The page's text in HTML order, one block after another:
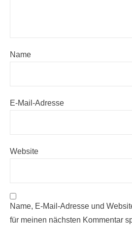
Name
E-Mail-Adresse
Website
Name, E-Mail-Adresse und
für meinen nächsten Kommentar